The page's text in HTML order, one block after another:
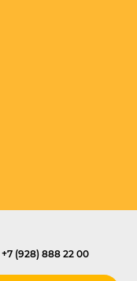
+7 (928) 888 22 00